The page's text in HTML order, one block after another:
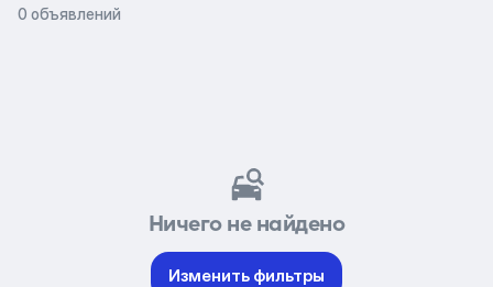
0 объявлений
Ничего не найдено
Изменить фильтры